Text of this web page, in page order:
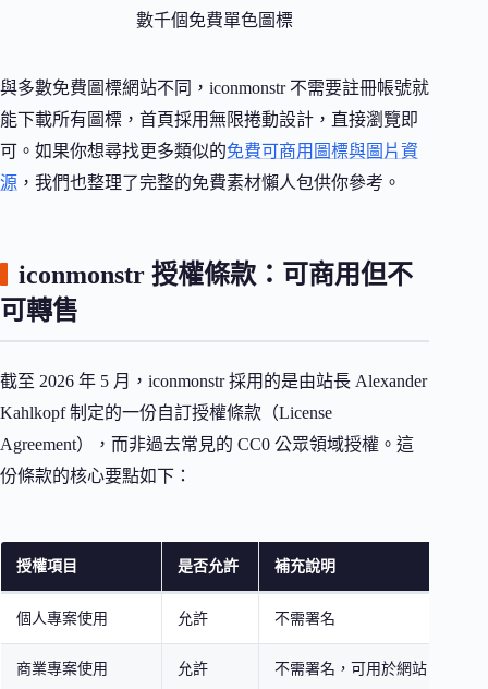
數千個免費單色圖標
與多數免費圖標網站不同，iconmonstr 不需要註冊帳號就
能下載所有圖標，首頁採用無限捲動設計，直接瀏覽即
可。如果你想尋找更多類似的免費可商用圖標與圖片資
源 ，我們也整理了完整的免費素材懶人包供你參考。
iconmonstr 授權條款：可商用但不
可轉售
截至 2026 年 5 月，iconmonstr 採用的是由站長 Alexander
Kahlkopf 制定的一份自訂授權條款（License
Agreement），而非過去常見的 CC0 公眾領域授權。這
份條款的核心要點如下：
授權項目 是否允許 補充說明
個人專案使用 允許 不需署名
商業專案使用 允許 不需署名，可用於網站、簡報